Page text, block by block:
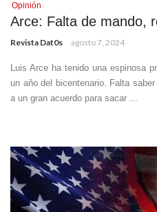
Opinión
Arce: Falta de mando,
Revista Dat0s agosto 7, 2024
Luis Arce ha tenido una espinosa
un año del bicentenario. Falta
a un gran acuerdo para sacar ...